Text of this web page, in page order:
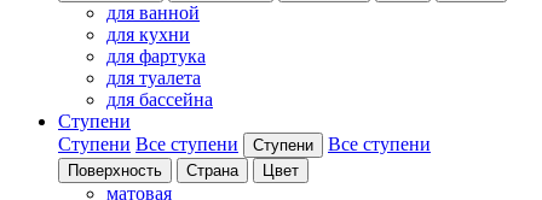
для ванной
для кухни
для фартука
для туалета
для бассейна
Ступени
Ступени Все ступени Ступени Все ступени
Поверхность Страна Цвет
матовая